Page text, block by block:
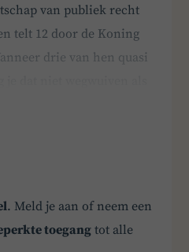
van publiek recht
telt 12 door de Koning
drie van hen quasi
die je verlaat en stelt
de aanleiding zelf.De
. Meld je aan of neem een
toegang tot alle
goed bestuur? Stel